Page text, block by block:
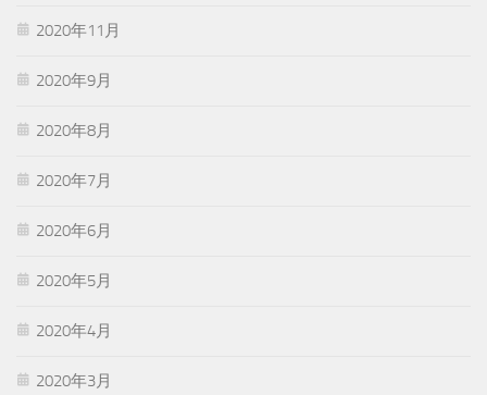
2020年11月
2020年9月
2020年8月
2020年7月
2020年6月
2020年5月
2020年4月
2020年3月